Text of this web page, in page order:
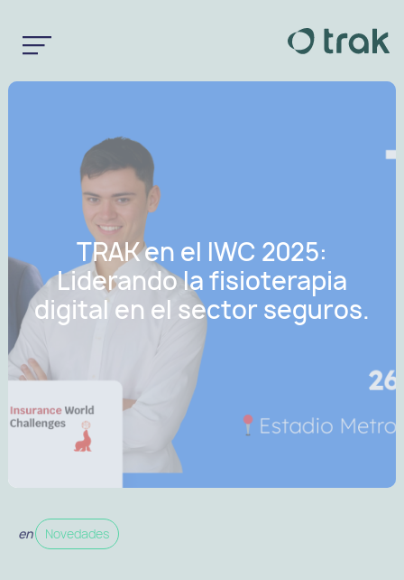
TRAK en el IWC 2025:
Liderando la fisioterapia
digital en el sector seguros.
en Novedades